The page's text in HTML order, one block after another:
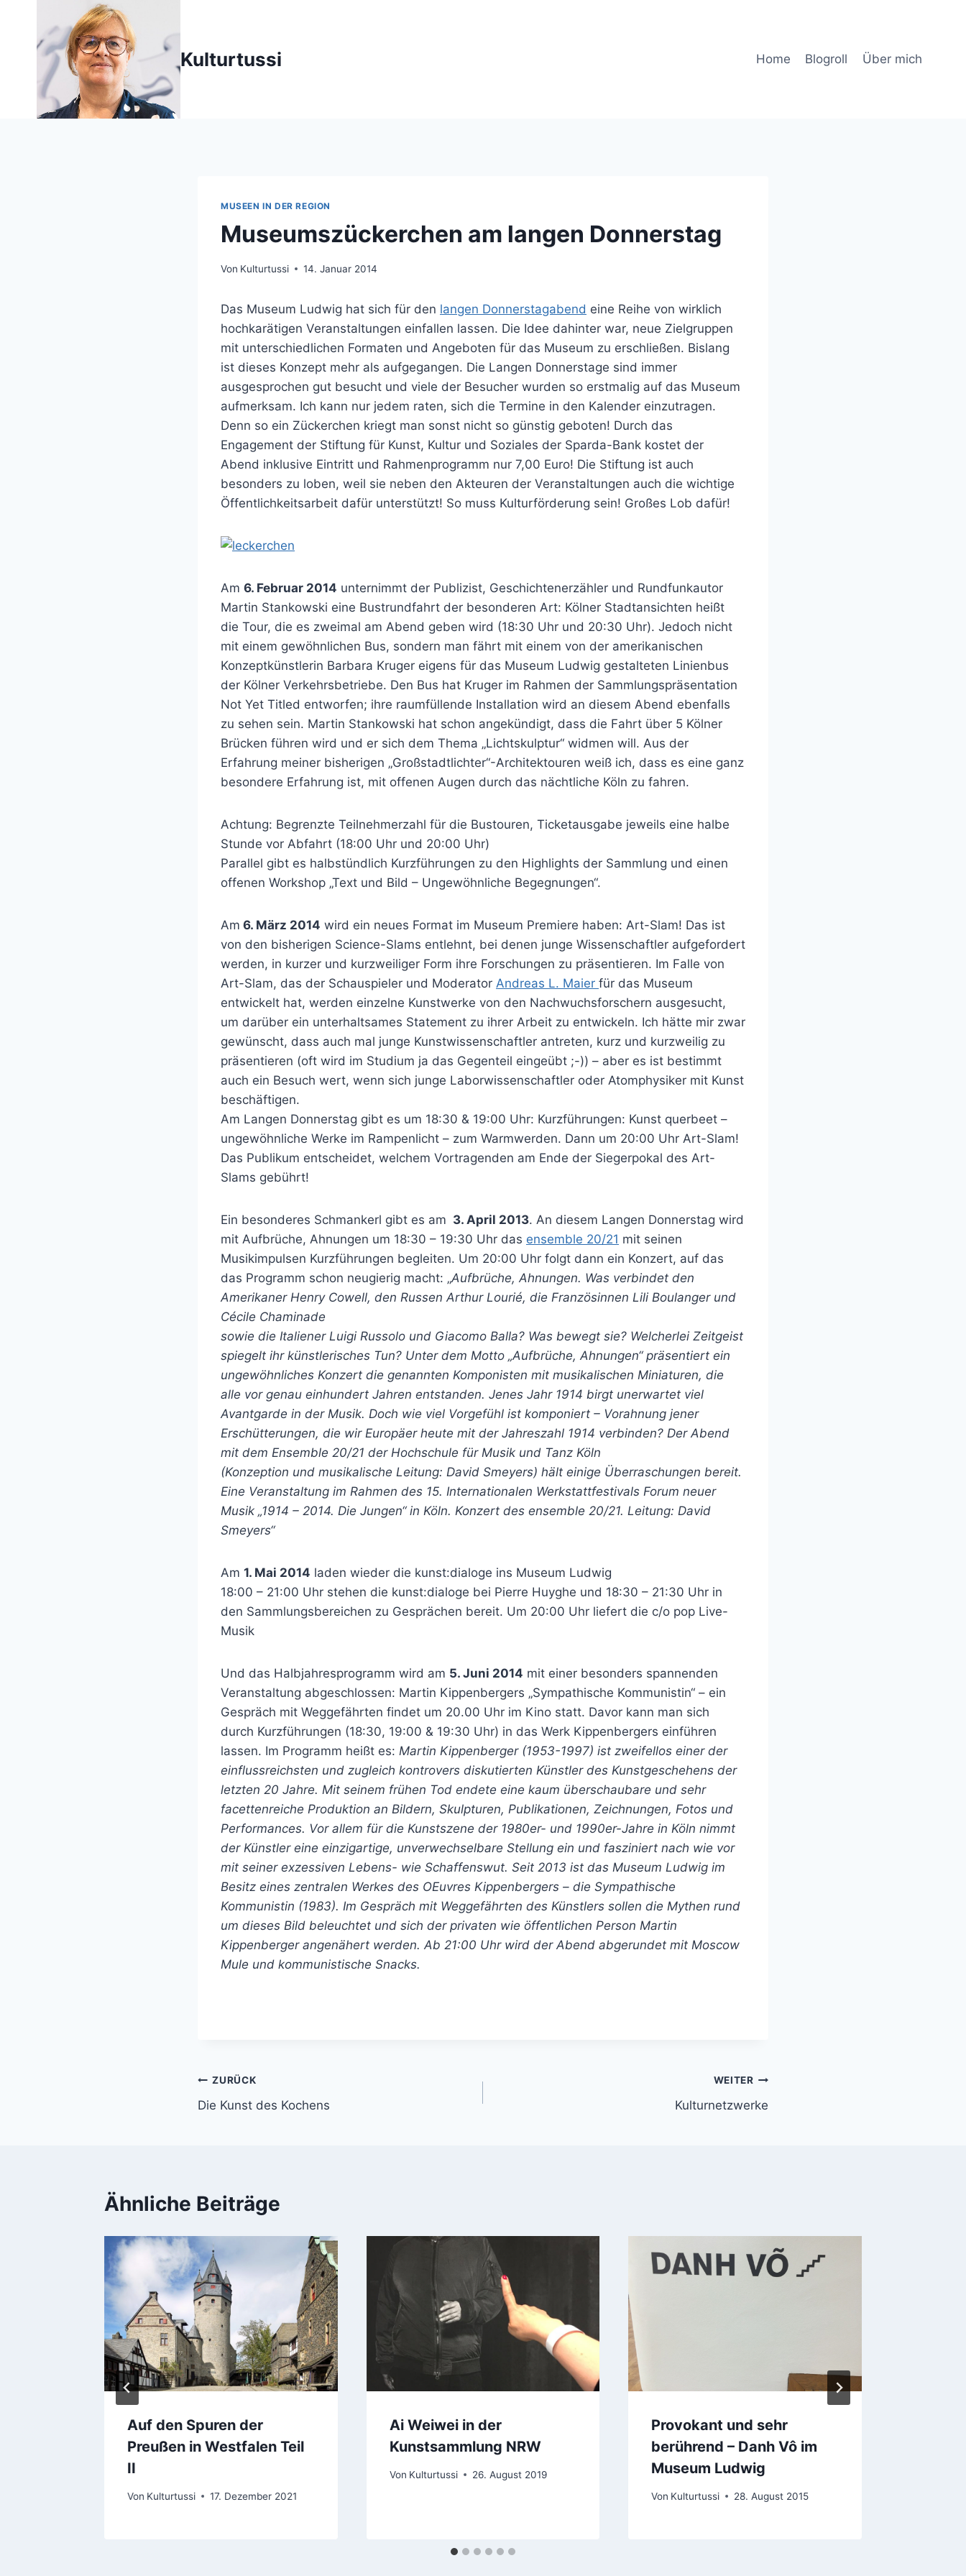
springen
Kulturtussi Home Blogroll Über mich
MUSEEN IN DER REGION
Museumszückerchen am langen Donnerstag
Von Kulturtussi 14. Januar 2014
Das Museum Ludwig hat sich für den langen Donnerstagabend eine Reihe von wirklich
hochkarätigen Veranstaltungen einfallen lassen. Die Idee dahinter war, neue Zielgruppen
mit unterschiedlichen Formaten und Angeboten für das Museum zu erschließen. Bislang
ist dieses Konzept mehr als aufgegangen. Die Langen Donnerstage sind immer
ausgesprochen gut besucht und viele der Besucher wurden so erstmalig auf das Museum
aufmerksam. Ich kann nur jedem raten, sich die Termine in den Kalender einzutragen.
Denn so ein Zückerchen kriegt man sonst nicht so günstig geboten! Durch das
Engagement der Stiftung für Kunst, Kultur und Soziales der Sparda-Bank kostet der
Abend inklusive Eintritt und Rahmenprogramm nur 7,00 Euro! Die Stiftung ist auch
besonders zu loben, weil sie neben den Akteuren der Veranstaltungen auch die wichtige
Öffentlichkeitsarbeit dafür unterstützt! So muss Kulturförderung sein! Großes Lob dafür!
Am 6. Februar 2014 unternimmt der Publizist, Geschichtenerzähler und Rundfunkautor
Martin Stankowski eine Bustrundfahrt der besonderen Art: Kölner Stadtansichten heißt
die Tour, die es zweimal am Abend geben wird (18:30 Uhr und 20:30 Uhr). Jedoch nicht
mit einem gewöhnlichen Bus, sondern man fährt mit einem von der amerikanischen
Konzeptkünstlerin Barbara Kruger eigens für das Museum Ludwig gestalteten Linienbus
der Kölner Verkehrsbetriebe. Den Bus hat Kruger im Rahmen der Sammlungspräsentation
Not Yet Titled entworfen; ihre raumfüllende Installation wird an diesem Abend ebenfalls
zu sehen sein. Martin Stankowski hat schon angekündigt, dass die Fahrt über 5 Kölner
Brücken führen wird und er sich dem Thema „Lichtskulptur“ widmen will. Aus der
Erfahrung meiner bisherigen „Großstadtlichter“-Architektouren weiß ich, dass es eine ganz
besondere Erfahrung ist, mit offenen Augen durch das nächtliche Köln zu fahren.
Achtung: Begrenzte Teilnehmerzahl für die Bustouren, Ticketausgabe jeweils eine halbe
Stunde vor Abfahrt (18:00 Uhr und 20:00 Uhr)
Parallel gibt es halbstündlich Kurzführungen zu den Highlights der Sammlung und einen
offenen Workshop „Text und Bild – Ungewöhnliche Begegnungen“.
Am 6. März 2014 wird ein neues Format im Museum Premiere haben: Art-Slam! Das ist
von den bisherigen Science-Slams entlehnt, bei denen junge Wissenschaftler aufgefordert
werden, in kurzer und kurzweiliger Form ihre Forschungen zu präsentieren. Im Falle von
Art-Slam, das der Schauspieler und Moderator Andreas L. Maier für das Museum
entwickelt hat, werden einzelne Kunstwerke von den Nachwuchsforschern ausgesucht,
um darüber ein unterhaltsames Statement zu ihrer Arbeit zu entwickeln. Ich hätte mir zwar
gewünscht, dass auch mal junge Kunstwissenschaftler antreten, kurz und kurzweilig zu
präsentieren (oft wird im Studium ja das Gegenteil eingeübt ;-)) – aber es ist bestimmt
auch ein Besuch wert, wenn sich junge Laborwissenschaftler oder Atomphysiker mit Kunst
beschäftigen.
Am Langen Donnerstag gibt es um 18:30 & 19:00 Uhr: Kurzführungen: Kunst querbeet –
ungewöhnliche Werke im Rampenlicht – zum Warmwerden. Dann um 20:00 Uhr Art-Slam!
Das Publikum entscheidet, welchem Vortragenden am Ende der Siegerpokal des Art-
Slams gebührt!
Ein besonderes Schmankerl gibt es am 3. April 2013. An diesem Langen Donnerstag wird
mit Aufbrüche, Ahnungen um 18:30 – 19:30 Uhr das ensemble 20/21 mit seinen
Musikimpulsen Kurzführungen begleiten. Um 20:00 Uhr folgt dann ein Konzert, auf das
das Programm schon neugierig macht: „Aufbrüche, Ahnungen. Was verbindet den
Amerikaner Henry Cowell, den Russen Arthur Lourié, die Französinnen Lili Boulanger und
Cécile Chaminade
sowie die Italiener Luigi Russolo und Giacomo Balla? Was bewegt sie? Welcherlei Zeitgeist
spiegelt ihr künstlerisches Tun? Unter dem Motto „Aufbrüche, Ahnungen“ präsentiert ein
ungewöhnliches Konzert die genannten Komponisten mit musikalischen Miniaturen, die
alle vor genau einhundert Jahren entstanden. Jenes Jahr 1914 birgt unerwartet viel
Avantgarde in der Musik. Doch wie viel Vorgefühl ist komponiert – Vorahnung jener
Erschütterungen, die wir Europäer heute mit der Jahreszahl 1914 verbinden? Der Abend
mit dem Ensemble 20/21 der Hochschule für Musik und Tanz Köln
(Konzeption und musikalische Leitung: David Smeyers) hält einige Überraschungen bereit.
Eine Veranstaltung im Rahmen des 15. Internationalen Werkstattfestivals Forum neuer
Musik „1914 – 2014. Die Jungen“ in Köln. Konzert des ensemble 20/21. Leitung: David
Smeyers“
Am 1. Mai 2014 laden wieder die kunst:dialoge ins Museum Ludwig
18:00 – 21:00 Uhr stehen die kunst:dialoge bei Pierre Huyghe und 18:30 – 21:30 Uhr in
den Sammlungsbereichen zu Gesprächen bereit. Um 20:00 Uhr liefert die c/o pop Live-
Musik
Und das Halbjahresprogramm wird am 5. Juni 2014 mit einer besonders spannenden
Veranstaltung abgeschlossen: Martin Kippenbergers „Sympathische Kommunistin“ – ein
Gespräch mit Weggefährten findet um 20.00 Uhr im Kino statt. Davor kann man sich
durch Kurzführungen (18:30, 19:00 & 19:30 Uhr) in das Werk Kippenbergers einführen
lassen. Im Programm heißt es: Martin Kippenberger (1953-1997) ist zweifellos einer der
einflussreichsten und zugleich kontrovers diskutierten Künstler des Kunstgeschehens der
letzten 20 Jahre. Mit seinem frühen Tod endete eine kaum überschaubare und sehr
facettenreiche Produktion an Bildern, Skulpturen, Publikationen, Zeichnungen, Fotos und
Performances. Vor allem für die Kunstszene der 1980er- und 1990er-Jahre in Köln nimmt
der Künstler eine einzigartige, unverwechselbare Stellung ein und fasziniert nach wie vor
mit seiner exzessiven Lebens- wie Schaffenswut. Seit 2013 ist das Museum Ludwig im
Besitz eines zentralen Werkes des OEuvres Kippenbergers – die Sympathische
Kommunistin (1983). Im Gespräch mit Weggefährten des Künstlers sollen die Mythen rund
um dieses Bild beleuchtet und sich der privaten wie öffentlichen Person Martin
Kippenberger angenähert werden. Ab 21:00 Uhr wird der Abend abgerundet mit Moscow
Mule und kommunistische Snacks.
Beitragsnavigation
ZURÜCK
Die Kunst des Kochens
WEITER
Kulturnetzwerke
Ähnliche Beiträge
Auf den Spuren der
Preußen in Westfalen Teil
II
Von Kulturtussi 17. Dezember 2021
Ai Weiwei in der
Kunstsammlung NRW
Von Kulturtussi 26. August 2019
Provokant und sehr
berührend – Danh Vô im
Museum Ludwig
Von Kulturtussi 28. August 2015